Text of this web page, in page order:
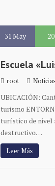
31May
Escuela
root Noticias
UBICACIÓN:
turismo
turístico de nivel
destructivo…
Leer Más